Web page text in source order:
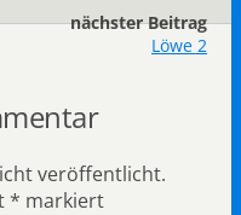
nächster Beitrag
Löwe 2
veröffentlicht.
* markiert